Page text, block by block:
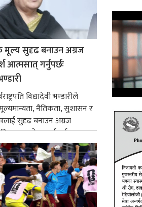
मूल्य सुदृढ बनाउन अग्रज
आत्मसात् गर्नुपर्छः
विद्यादेवी भण्डारीले
नैतिकता, सुशासन र
सुदृढ बनाउन अग्रज
आदर्शलाई आत्मसात्